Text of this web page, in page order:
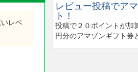
レベ
レビュー投稿でア
ト！
投稿で２０ポイントが加
円分のアマゾンギフト券